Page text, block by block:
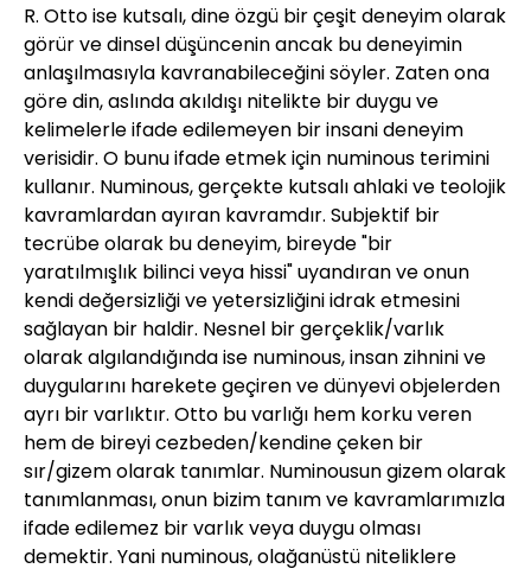
R. Otto ise kutsalı, dine özgü bir çeşit deneyim olarak
görür ve dinsel düşüncenin ancak bu deneyimin
anlaşılmasıyla kavranabileceğini söyler. Zaten ona
göre din, aslında akıldışı nitelikte bir duygu ve
kelimelerle ifade edilemeyen bir insani deneyim
verisidir. O bunu ifade etmek için numinous terimini
kullanır. Numinous, gerçekte kutsalı ahlaki ve teolojik
kavramlardan ayıran kavramdır. Subjektif bir
tecrübe olarak bu deneyim, bireyde "bir
yaratılmışlık bilinci veya hissi" uyandıran ve onun
kendi değersizliği ve yetersizliğini idrak etmesini
sağlayan bir haldir. Nesnel bir gerçeklik/varlık
olarak algılandığında ise numinous, insan zihnini ve
duygularını harekete geçiren ve dünyevi objelerden
ayrı bir varlıktır. Otto bu varlığı hem korku veren
hem de bireyi cezbeden/kendine çeken bir
sır/gizem olarak tanımlar. Numinousun gizem olarak
tanımlanması, onun bizim tanım ve kavramlarımızla
ifade edilemez bir varlık veya duygu olması
demektir. Yani numinous, olağanüstü niteliklere